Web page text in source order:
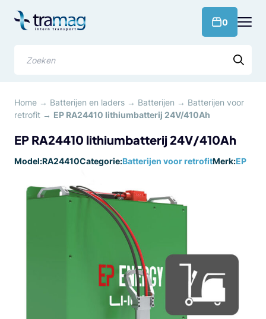
naar
0
Home → Batterijen en laders → Batterijen → Batterijen voor
retrofit → EP RA24410 lithiumbatterij 24V/410Ah
EP RA24410 lithiumbatterij 24V/410Ah
Model:RA24410Categorie:Batterijen voor retrofitMerk:EP